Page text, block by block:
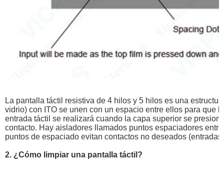
La pantalla táctil resistiva de 4 hilos y 5 hilos es una
vidrio) con ITO se unen con un espacio entre ellos para que
entrada táctil se realizará cuando la capa superior se
contacto. Hay aisladores llamados puntos espaciadores
puntos de espaciado evitan contactos no deseados
2. ¿Cómo limpiar una pantalla táctil?